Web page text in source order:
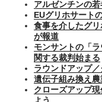
アルゼンチンの
EUグリホサート
食事を介したグ
が報道
モンサントの「
関する裁判始まる
ラウンドアップ
遺伝子組み換え
クローズアップ